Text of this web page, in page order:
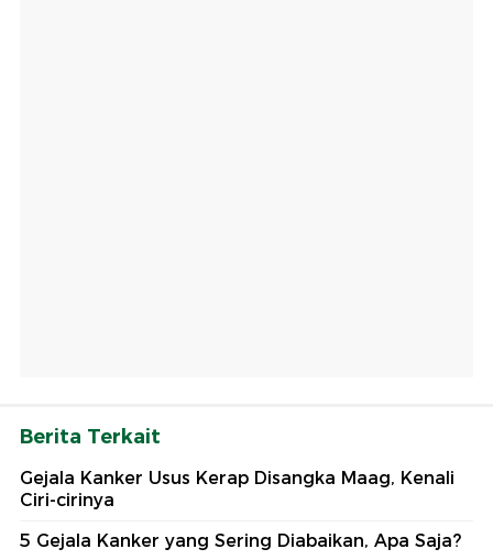
Berita Terkait
Gejala Kanker Usus Kerap Disangka Maag, Kenali
Ciri-cirinya
5 Gejala Kanker yang Sering Diabaikan, Apa Saja?